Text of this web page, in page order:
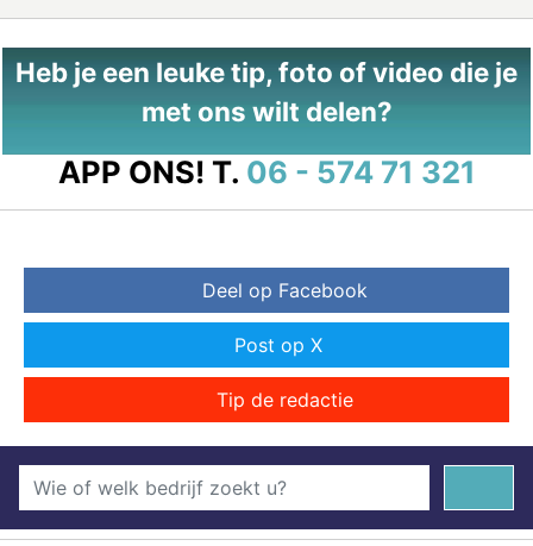
Heb je een leuke tip, foto of video die je
met ons wilt delen?
APP ONS! T. 06 - 574 71 321
Deel op Facebook
Post op X
Tip de redactie